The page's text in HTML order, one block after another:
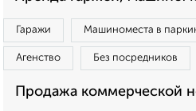
Гаражи Машиноместа в
Агенство Без посредников
Продажа коммерческой